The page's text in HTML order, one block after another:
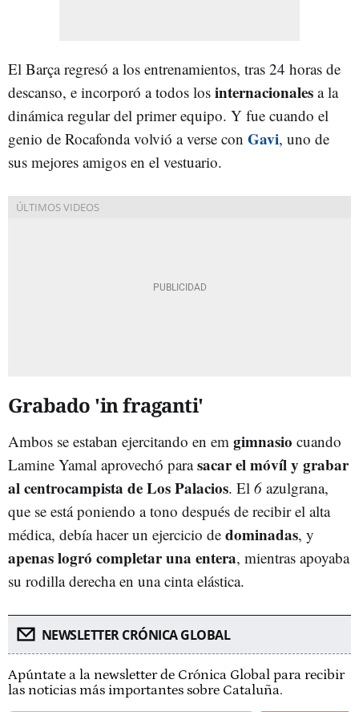
El Barça regresó a los entrenamientos, tras 24 horas de
descanso, e incorporó a todos los internacionales a la
dinámica regular del primer equipo. Y fue cuando el
genio de Rocafonda volvió a verse con Gavi, uno de
sus mejores amigos en el vestuario.
Grabado 'in fraganti'
Ambos se estaban ejercitando en em gimnasio cuando
Lamine Yamal aprovechó parasacar el móvíl y grabar
al centrocampista de Los Palacios. El 6 azulgrana,
que se está poniendo a tono después de recibir el alta
médica, debía hacer un ejercicio de dominadas, y
apenas logró completar una entera, mientras apoyaba
su rodilla derecha en una cinta elástica.
NEWSLETTER CRÓNICA GLOBAL
Apúntate a la newsletter de Crónica Global para recibir
las noticias más importantes sobre Cataluña.